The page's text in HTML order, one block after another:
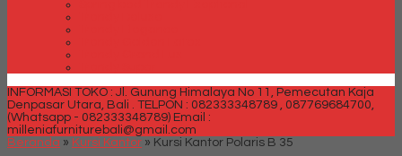
INFORMASI TOKO : Jl. Gunung Himalaya No 11, Pemecutan Kaja
Denpasar Utara, Bali . TELPON : 082333348789 , 087769684700,
(Whatsapp - 082333348789) Email :
milleniafurniturebali@gmail.com
Beranda » Kursi Kantor » Kursi Kantor Polaris B 35